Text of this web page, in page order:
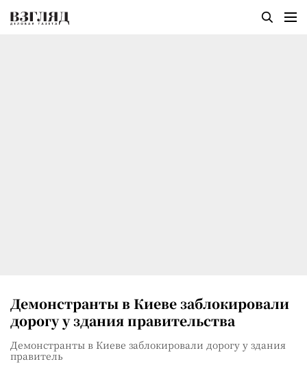
Демонстранты в Киеве заблокировали
дорогу у здания правительства
Демонстранты в Киеве заблокировали дорогу у здания
правитель